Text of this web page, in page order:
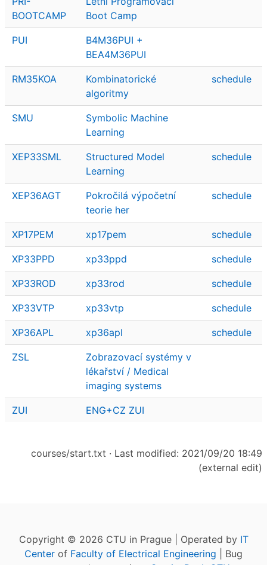
BOOTCAMP
Boot Camp
PUI
B4M36PUI +
BEA4M36PUI
RM35KOA
Kombinatorické
algoritmy
schedule
SMU
Symbolic Machine
Learning
XEP33SML
Structured Model
Learning
schedule
XEP36AGT
Pokročilá výpočetní
teorie her
schedule
XP17PEM xp17pem schedule
XP33PPD xp33ppd schedule
XP33ROD xp33rod schedule
XP33VTP xp33vtp schedule
XP36APL xp36apl schedule
ZSL
Zobrazovací systémy v
lékařství / Medical
imaging systems
ZUI ENG+CZ ZUI
courses/start.txt · Last modified: 2021/09/20 18:49
(external edit)
Copyright © 2026 CTU in Prague | Operated by IT
Center of Faculty of Electrical Engineering | Bug